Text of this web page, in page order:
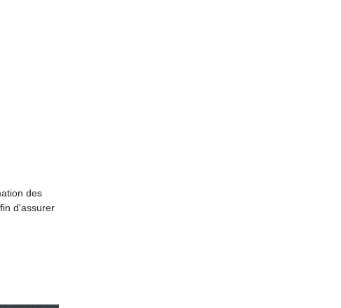
des
d'assurer